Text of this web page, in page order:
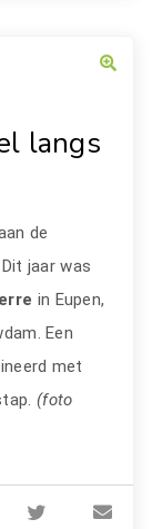
langs
de
jaar was
in Eupen,
Een
met
(foto